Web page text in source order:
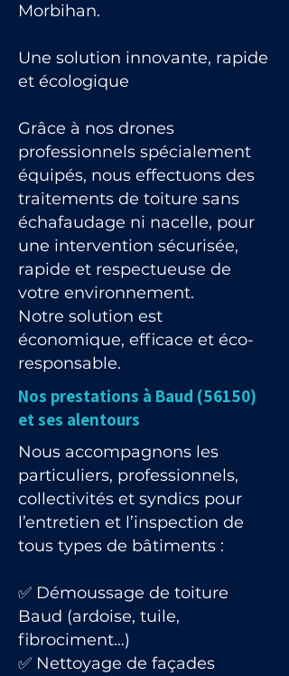
Morbihan.
Une solution innovante, rapide
et écologique
Grâce à nos drones
professionnels spécialement
équipés, nous effectuons des
traitements de toiture sans
échafaudage ni nacelle, pour
une intervention sécurisée,
rapide et respectueuse de
votre environnement.
Notre solution est
économique, efficace et éco-
responsable.
Nos prestations à Baud (56150)
et ses alentours
Nous accompagnons les
particuliers, professionnels,
collectivités et syndics pour
l’entretien et l’inspection de
tous types de bâtiments :
✅ Démoussage de toiture
Baud (ardoise, tuile,
fibrociment…)
✅ Nettoyage de façades